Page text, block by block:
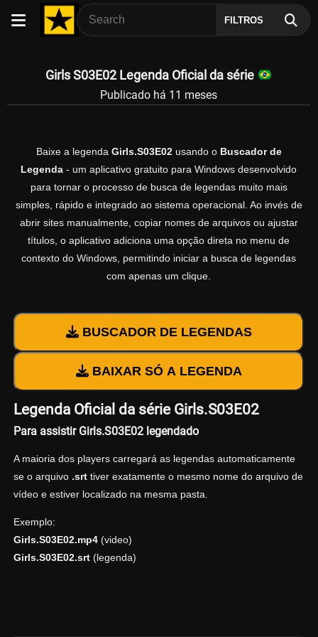
FILTROS
Girls S03E02 Legenda Oficial da série
Publicado há 11 meses
Baixe a legenda Girls.S03E02usando o Buscador de
Legenda - um aplicativo gratuito para Windows desenvolvido
para tornar o processo de busca de legendas muito mais
simples, rápido e integrado ao sistema operacional. Ao invés de
abrir sites manualmente, copiar nomes de arquivos ou ajustar
títulos, o aplicativo adiciona uma opção direta no menu de
contexto do Windows, permitindo iniciar a busca de legendas
com apenas um clique.
BUSCADOR DE LEGENDAS
BAIXAR SÓ A LEGENDA
Legenda Oficial da série Girls.S03E02
Para assistir Girls.S03E02 legendado
A maioria dos players carregará as legendas automaticamente
se o arquivo .srttiver exatamente o mesmo nome do arquivo de
vídeo e estiver localizado na mesma pasta.
Exemplo:
Girls.S03E02.mp4(video)
Girls.S03E02.srt(legenda)